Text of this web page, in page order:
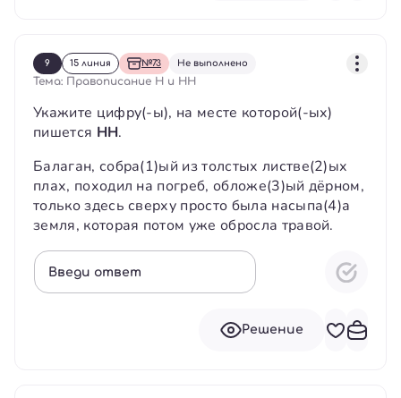
9 15 линия №73 Не выполнено
Тема: Правописание Н и НН
Укажите цифру(-ы), на месте которой(-ых)
пишется НН.
Балаган, собра(1)ый из толстых листве(2)ых
плах, походил на погреб, обложе(3)ый дёрном,
только здесь сверху просто была насыпа(4)а
земля, которая потом уже обросла травой.
Введи ответ
Решение